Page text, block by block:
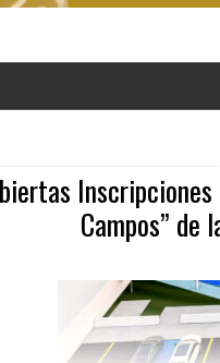
Campos” de